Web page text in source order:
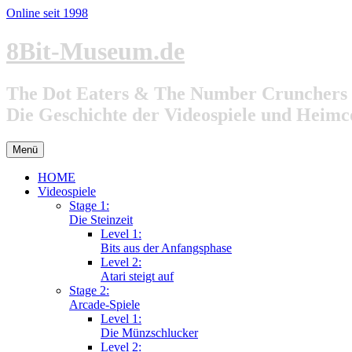
Online seit 1998
Zum
Inhalt
8Bit-Museum.de
The Dot Eaters & The Number Crunchers
Die Geschichte der Videospiele und
Menü
HOME
Videospiele
Stage 1:
Die Steinzeit
Level 1:
Bits aus der Anfangsphase
Level 2:
Atari steigt auf
Stage 2:
Arcade-Spiele
Level 1:
Die Münzschlucker
Level 2: